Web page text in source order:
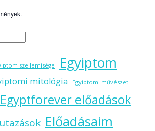
szellemisége Egyiptom
mitológia Egyiptomi művészet
Egyptforever előadások
Előadásaim